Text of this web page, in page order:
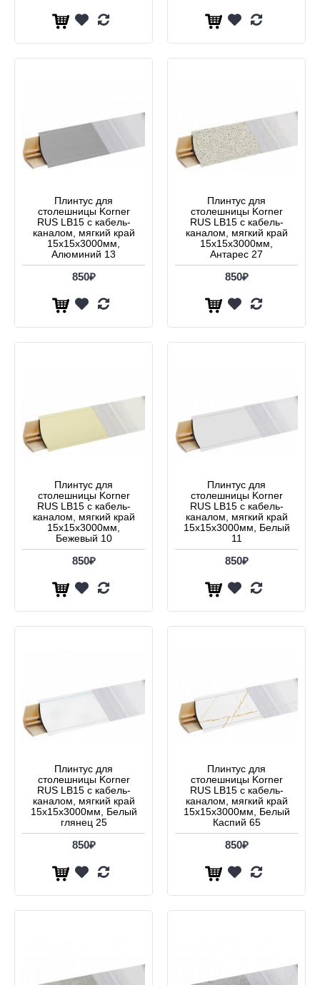
Плинтус для
столешницы Korner
RUS LB15 с кабель-
каналом, мягкий край
15х15x3000мм,
Алюминий 13
850₽
Плинтус для
столешницы Korner
RUS LB15 с кабель-
каналом, мягкий край
15х15x3000мм,
Антарес 27
850₽
Плинтус для
столешницы Korner
RUS LB15 с кабель-
каналом, мягкий край
15х15x3000мм,
Бежевый 10
850₽
Плинтус для
столешницы Korner
RUS LB15 с кабель-
каналом, мягкий край
15х15x3000мм, Белый
11
850₽
Плинтус для
столешницы Korner
RUS LB15 с кабель-
каналом, мягкий край
15х15x3000мм, Белый
глянец 25
850₽
Плинтус для
столешницы Korner
RUS LB15 с кабель-
каналом, мягкий край
15х15x3000мм, Белый
Каспий 65
850₽